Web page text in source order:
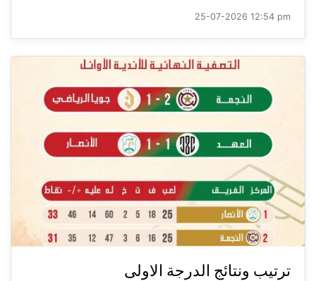
25-07-2026 12:54 pm
ترتيب ونتائج الدرجة الاولى